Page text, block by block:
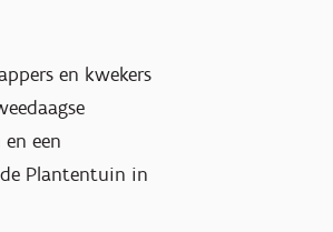
en kwekers
een
Plantentuin in